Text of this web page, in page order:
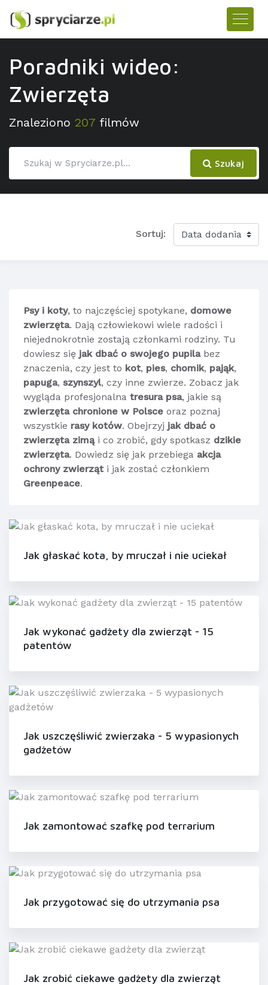
Poradniki wideo:
Zwierzęta
Znaleziono 207 filmów
Szukaj
Sortuj:
Psy i koty, to najczęściej spotykane, domowe
zwierzęta. Dają człowiekowi wiele radości i
niejednokrotnie zostają członkami rodziny. Tu
dowiesz się jak dbać o swojego pupilabez
znaczenia, czy jest to kot, pies, chomik, pająk,
papuga, szynszyl, czy inne zwierze. Zobacz jak
wygląda profesjonalna tresura psa, jakie są
zwierzęta chronione w Polsce oraz poznaj
wszystkie rasy kotów. Obejrzyj jak dbać o
zwierzęta zimąi co zrobić, gdy spotkasz dzikie
zwierzęta. Dowiedz się jak przebiega akcja
ochrony zwierząt i jak zostać członkiem
Greenpeace.
Jak głaskać kota, by mruczał i nie uciekał
Jak wykonać gadżety dla zwierząt - 15
patentów
Jak uszczęśliwić zwierzaka - 5 wypasionych
gadżetów
Jak zamontować szafkę pod terrarium
Jak przygotować się do utrzymania psa
Jak zrobić ciekawe gadżety dla zwierząt